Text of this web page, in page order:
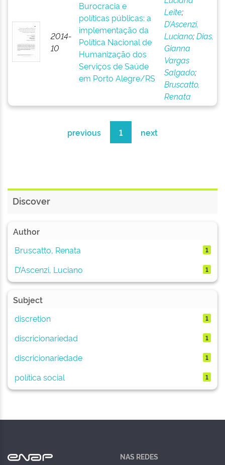
2014-
10
Burocracia e
políticas públicas: a
implementação da
Política Nacional de
Humanização dos
Serviços de Saúde
em Porto Alegre/RS
Leite;
D’Ascenzi,
Luciano;Dias,
Gianna
Vargas
Salgado;
Bruscatto,
Renata
previous 1 next
Discover
Author
Bruscatto, Renata
1
D’Ascenzi, Luciano 1
Subject
discretion
1
discricionariedad 1
discricionariedade 1
política social 1
NAS REDES